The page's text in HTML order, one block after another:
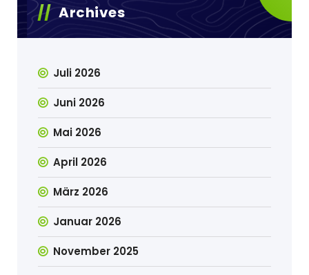
Archives
Juli 2026
Juni 2026
Mai 2026
April 2026
März 2026
Januar 2026
November 2025